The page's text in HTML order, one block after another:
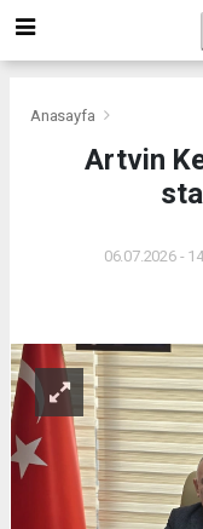
Anasayfa
Artvin
06.07.2026 -